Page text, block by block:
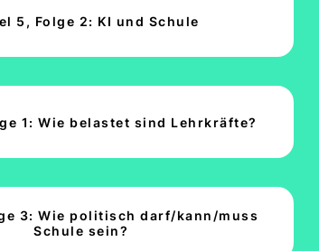
5, Folge 2: KI und Schule
1: Wie belastet sind Lehrkräfte?
3: Wie politisch darf/kann/muss
Schule sein?